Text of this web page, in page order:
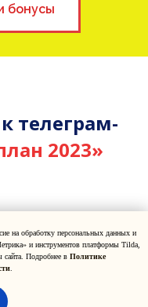
бонусы
телеграм-
2023»
на обработку персональных данных и
и инструментов платформы Tilda,
сайта. Подробнее в Политике
.